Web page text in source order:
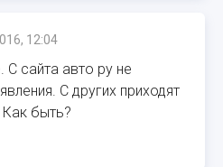
12:04
С сайта авто ру не
С других приходят
Как быть?